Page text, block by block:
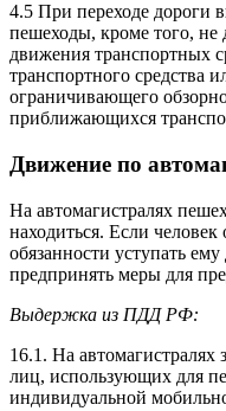
4.5 При переходе дороги
пешеходы, кроме того, не
движения транспортных
транспортного средства
ограничивающего
приближающихся
Движение по
На автомагистралях
находиться. Если человек
обязанности уступать
предпринять меры для
Выдержка из ПДД РФ:
16.1. На автомагистралях
лиц, использующих для
индивидуальной